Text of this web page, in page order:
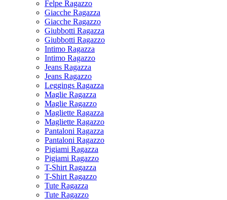
Felpe Ragazzo
Giacche Ragazza
Giacche Ragazzo
Giubbotti Ragazza
Giubbotti Ragazzo
Intimo Ragazza
Intimo Ragazzo
Jeans Ragazza
Jeans Ragazzo
Leggings Ragazza
Maglie Ragazza
Maglie Ragazzo
Magliette Ragazza
Magliette Ragazzo
Pantaloni Ragazza
Pantaloni Ragazzo
Pigiami Ragazza
Pigiami Ragazzo
T-Shirt Ragazza
T-Shirt Ragazzo
Tute Ragazza
Tute Ragazzo